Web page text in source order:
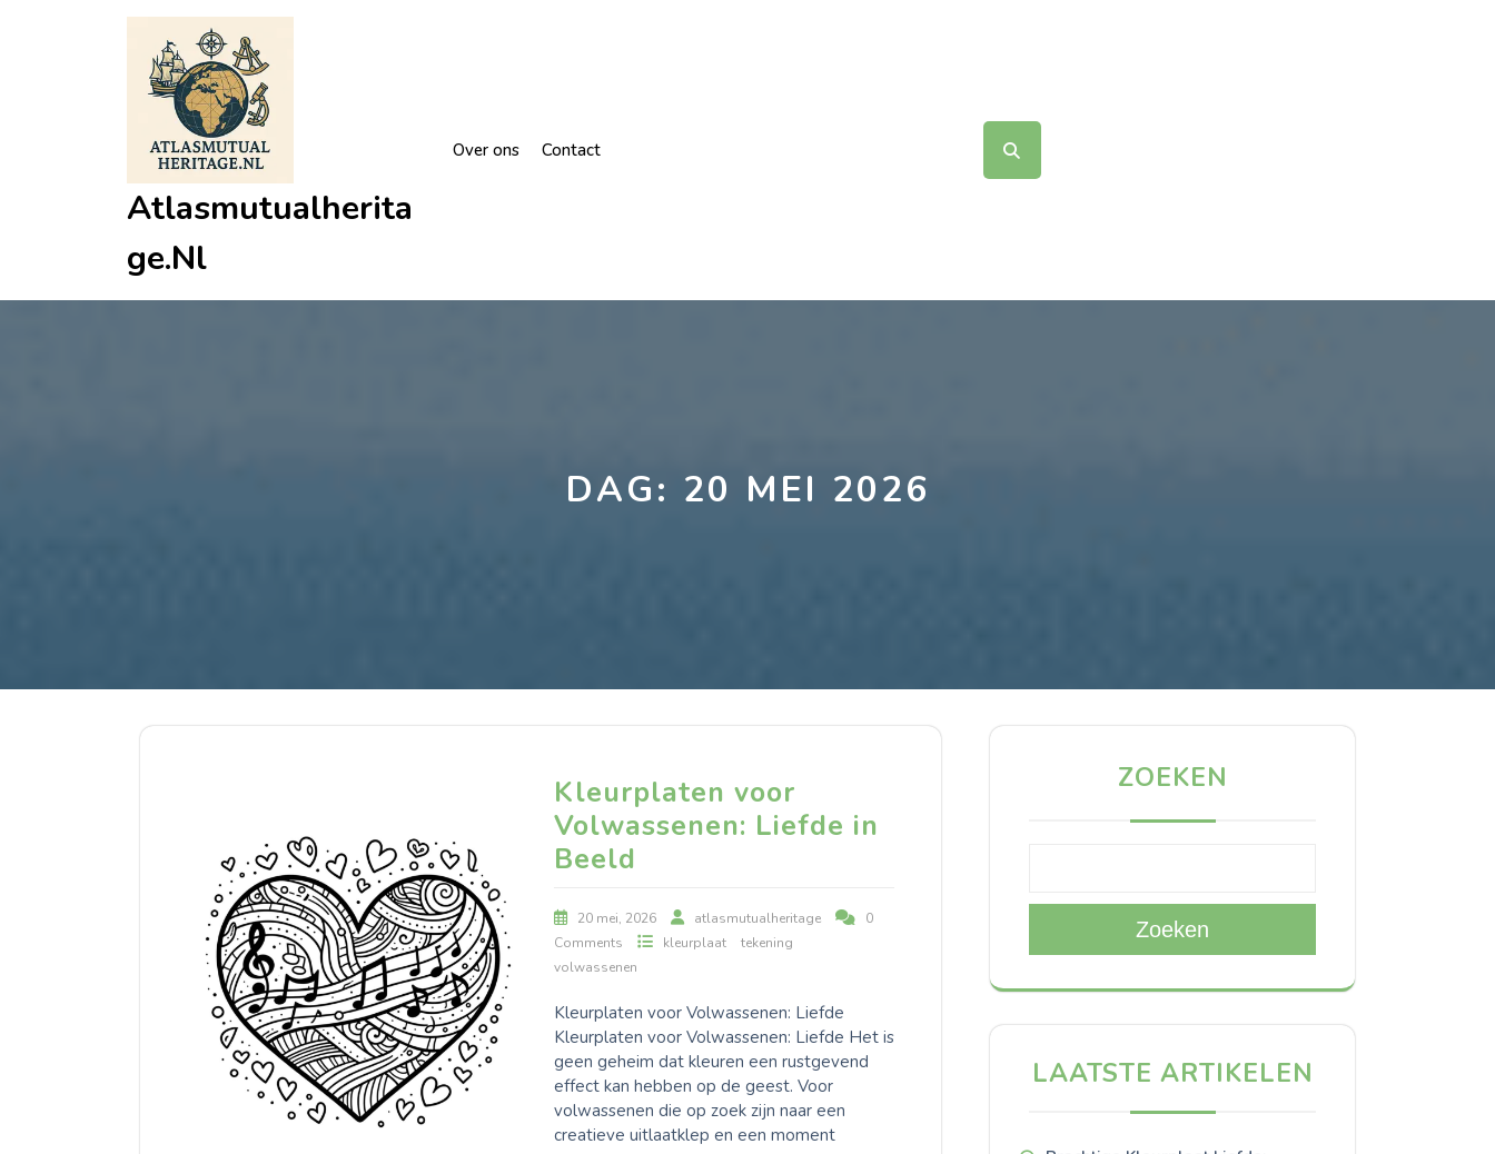
Atlasmutualherita
Ge.nl
Over ons Contact
DAG: 20 MEI 2026
Kleurplaten voor
Volwassenen: Liefde in
Beeld
20 mei, 2026 atlasmutualheritage
0
Comments
kleurplaat
tekening
volwassenen
Kleurplaten voor Volwassenen: Liefde
Kleurplaten voor Volwassenen: Liefde Het is
geen geheim dat kleuren een rustgevend
effect kan hebben op de geest. Voor
volwassenen die op zoek zijn naar een
creatieve uitlaatklep en een moment
ZOEKEN
Zoeken
LAATSTE ARTIKELEN